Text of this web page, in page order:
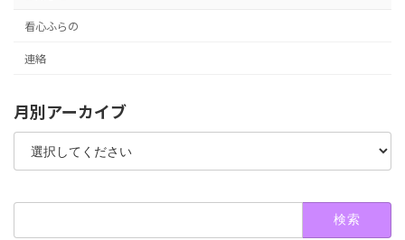
看心ふらの
連絡
月別アーカイブ
検